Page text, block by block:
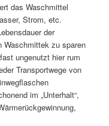
das Waschmittel
Strom, etc.
der
Waschmittek zu sparen
ungenutzt hier rum
Transportwege von
im „Unterhalt“,